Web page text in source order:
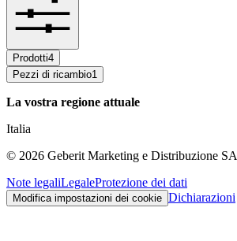
Prodotti4
Pezzi di ricambio1
La vostra regione attuale
Italia
© 2026 Geberit Marketing e Distribuzione SA
Note legaliLegaleProtezione dei dati
Modifica impostazioni dei cookie Dichiarazioni